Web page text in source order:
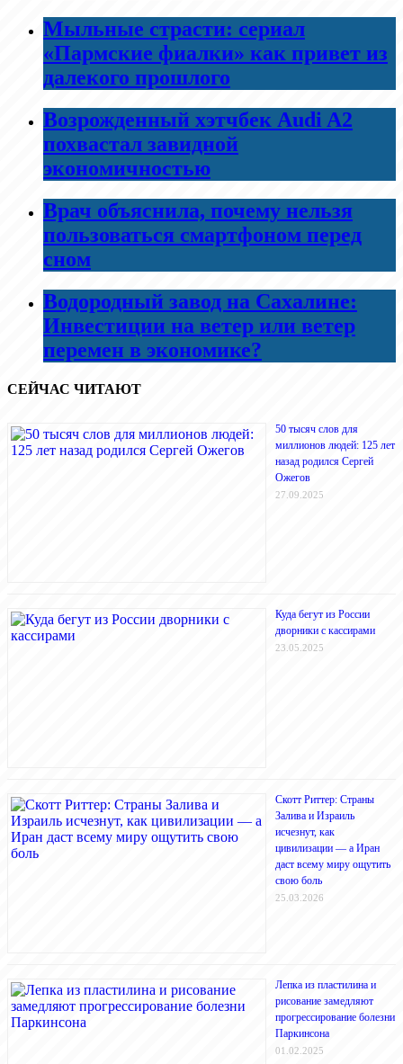
Мыльные страсти: сериал
«Пармские фиалки» как привет из
далекого прошлого
Возрожденный хэтчбек Audi A2
похвастал завидной
экономичностью
Врач объяснила, почему нельзя
пользоваться смартфоном перед
сном
Водородный завод на Сахалине:
Инвестиции на ветер или ветер
перемен в экономике?
СЕЙЧАС ЧИТАЮТ
50 тысяч слов для
миллионов людей: 125 лет
назад родился Сергей
Ожегов
27.09.2025
Куда бегут из России
дворники с кассирами
23.05.2025
Скотт Риттер: Страны
Залива и Израиль
исчезнут, как
цивилизации — а Иран
даст всему миру ощутить
свою боль
25.03.2026
Лепка из пластилина и
рисование замедляют
прогрессирование болезни
Паркинсона
01.02.2025